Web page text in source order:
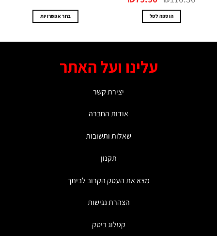
היה:
₪110.30.
הוא:
₪79.90.
הוספה לסל בחר אפשרויות
סוגים. עלינו ועל האתר
יצירת קשר
אודות החברה
שאלות ותשובות
מצא את העסק הקרוב לביתך
הצהרת נגישות
קטלוג ביטק